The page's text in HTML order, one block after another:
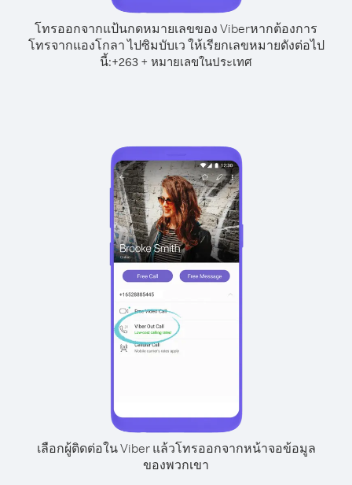
โทรออกจากแป้นกดหมายเลขของ Viberหากต้องการ
โทรจากแองโกลา ไปซิมบับเว ให้เรียกเลขหมายดังต่อไป
นี้:+263 + หมายเลขในประเทศ
เลือกผู้ติดต่อใน Viber แล้วโทรออกจากหน้าจอข้อมูล
ของพวกเขา